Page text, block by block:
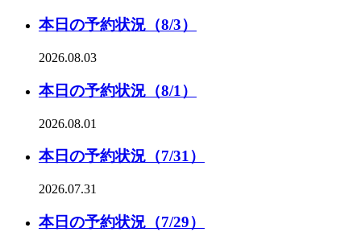
本日の予約状況（8/3）
2026.08.03
本日の予約状況（8/1）
2026.08.01
本日の予約状況（7/31）
2026.07.31
本日の予約状況（7/29）